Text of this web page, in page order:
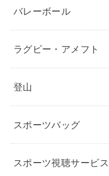
バレーボール
ラグビー・アメフト
登山
スポーツバッグ
スポーツ視聴サービス